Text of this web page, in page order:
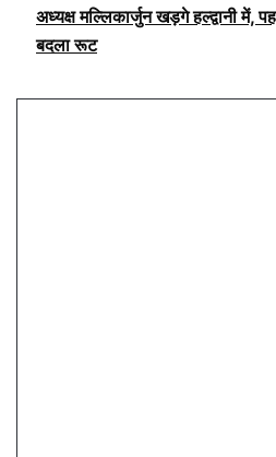
अध्यक्ष मल्लिकार्जुन खड़गे हल्द्वानी में,
बदला रूट